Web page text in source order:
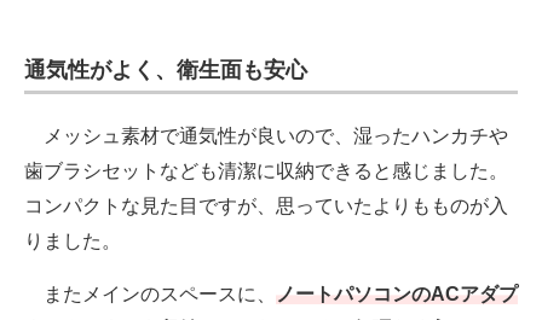
通気性がよく、衛生面も安心
メッシュ素材で通気性が良いので、湿ったハンカチや
歯ブラシセットなども清潔に収納できると感じました。
コンパクトな見た目ですが、思っていたよりもものが入
りました。
またメインのスペースに、 ノートパソコンのACアダプ